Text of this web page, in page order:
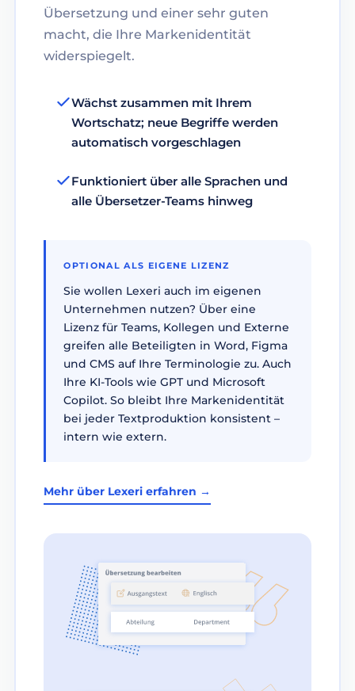
Übersetzung und einer sehr guten
macht, die Ihre Markenidentität
widerspiegelt.
Wächst zusammen mit Ihrem
Wortschatz; neue Begriffe werden
automatisch vorgeschlagen
Funktioniert über alle Sprachen und
alle Übersetzer-Teams hinweg
OPTIONAL ALS EIGENE LIZENZ
Sie wollen Lexeri auch im eigenen
Unternehmen nutzen? Über eine
Lizenz für Teams, Kollegen und Externe
greifen alle Beteiligten in Word, Figma
und CMS auf Ihre Terminologie zu. Auch
Ihre KI-Tools wie GPT und Microsoft
Copilot. So bleibt Ihre Markenidentität
bei jeder Textproduktion konsistent –
intern wie extern.
Mehr über Lexeri erfahren →